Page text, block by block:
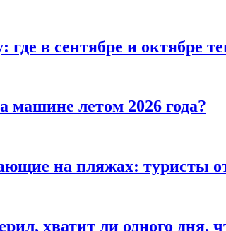
в сентябре и октябре
машине летом 2026 года?
на пляжах: туристы
хватит ли одного дня,